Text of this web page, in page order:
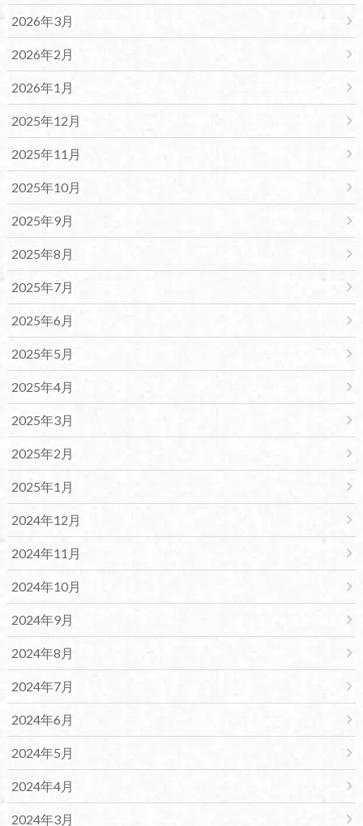
2026年3月
2026年2月
2026年1月
2025年12月
2025年11月
2025年10月
2025年9月
2025年8月
2025年7月
2025年6月
2025年5月
2025年4月
2025年3月
2025年2月
2025年1月
2024年12月
2024年11月
2024年10月
2024年9月
2024年8月
2024年7月
2024年6月
2024年5月
2024年4月
2024年3月